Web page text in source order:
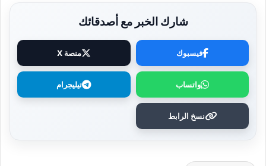
شارك الخبر مع أصدقائك
فيسبوك منصة X
واتساب تيليجرام
نسخ الرابط